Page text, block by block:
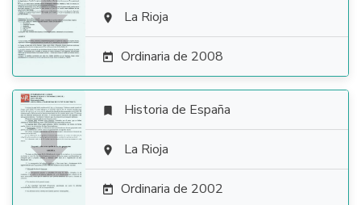
  La Rioja
 Ordinaria de 2008

 Historia de España
 La Rioja
 Ordinaria de 2002